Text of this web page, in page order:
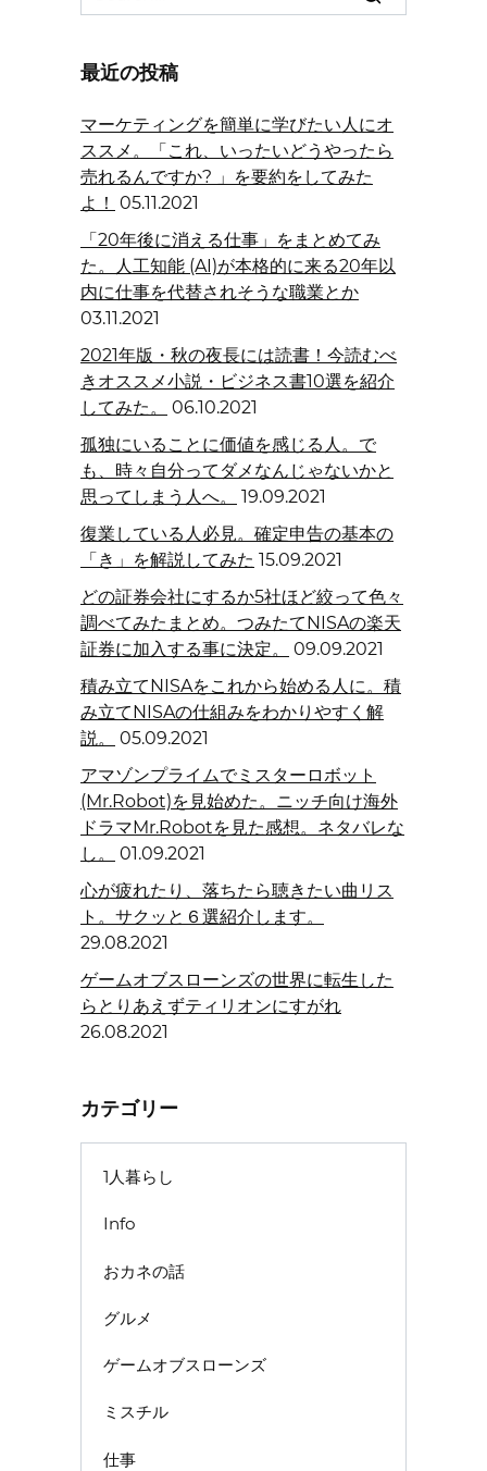
for:
最近の投稿
マーケティングを簡単に学びたい人にオ
ススメ。「これ、いったいどうやったら
売れるんですか? 」を要約をしてみた
よ！ 05.11.2021
「20年後に消える仕事」をまとめてみ
た。人工知能 (AI)が本格的に来る20年以
内に仕事を代替されそうな職業とか
03.11.2021
2021年版・秋の夜長には読書！今読むべ
きオススメ小説・ビジネス書10選を紹介
してみた。
06.10.2021
孤独にいることに価値を感じる人。で
も、時々自分ってダメなんじゃないかと
思ってしまう人へ。
19.09.2021
復業している人必見。確定申告の基本の
「き」を解説してみた 15.09.2021
どの証券会社にするか5社ほど絞って色々
調べてみたまとめ。つみたてNISAの楽天
証券に加入する事に決定。
09.09.2021
積み立てNISAをこれから始める人に。積
み立てNISAの仕組みをわかりやすく解
説。
05.09.2021
アマゾンプライムでミスターロボット
(Mr.Robot)を見始めた。ニッチ向け海外
ドラマMr.Robotを見た感想。ネタバレな
し。
01.09.2021
心が疲れたり、落ちたら聴きたい曲リス
ト。サクッと６選紹介します。
29.08.2021
ゲームオブスローンズの世界に転生した
らとりあえずティリオンにすがれ
26.08.2021
カテゴリー
1人暮らし
Info
おカネの話
グルメ
ゲームオブスローンズ
ミスチル
仕事